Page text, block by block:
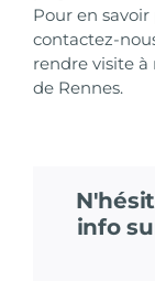
Pour en
contactez-
rendre visite à
de Rennes.
info